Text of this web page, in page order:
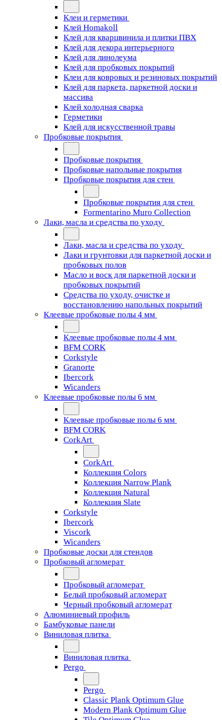
Клеи и герметики
Клей Homakoll
Клей для кварцвинила и плитки ПВХ
Клей для декора интерьерного
Клей для линолеума
Клей для пробковых покрытий
Клеи для ковровых и резиновых покрытий
Клей для паркета, паркетной доски и
массива
Клей холодная сварка
Герметики
Клей для искусственной травы
Пробковые покрытия
Пробковые покрытия
Пробковые напольные покрытия
Пробковые покрытия для стен
Пробковые покрытия для стен
Formentarino Muro Collection
Лаки, масла и средства по уходу
Лаки, масла и средства по уходу
Лаки и грунтовки для паркетной доски и
пробковых полов
Масло и воск для паркетной доски и
пробковых покрытий
Средства по уходу, очистке и
восстановлению напольных покрытий
Клеевые пробковые полы 4 мм
Клеевые пробковые полы 4 мм
BFM CORK
Corkstyle
Granorte
Ibercork
Wicanders
Клеевые пробковые полы 6 мм
Клеевые пробковые полы 6 мм
BFM CORK
CorkArt
CorkArt
Коллекция Colors
Коллекция Narrow Plank
Коллекция Natural
Коллекция Slate
Corkstyle
Ibercork
Viscork
Wicanders
Пробковые доски для стендов
Пробковый агломерат
Пробковый агломерат
Белый пробковый агломерат
Черный пробковый агломерат
Алюминиевый профиль
Бамбуковые панели
Виниловая плитка
Виниловая плитка
Pergo
Pergo
Classic Plank Optimum Glue
Modern Plank Optimum Glue